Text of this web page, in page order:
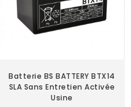
Batterie BS BATTERY BTX14
SLA Sans Entretien Activée
Usine